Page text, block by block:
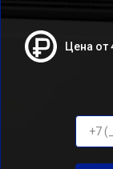
Цена от